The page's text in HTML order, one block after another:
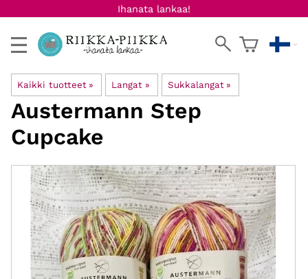
Ihanata lankaa!
Kaikki tuotteet ‪» Langat ‪» Sukkalangat ‪»
Austermann Step
Cupcake